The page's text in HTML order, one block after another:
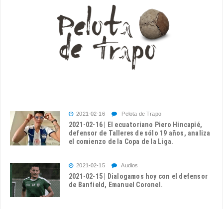
2021-02-16 Pelota de Trapo
2021-02-16 | El ecuatoriano Piero Hincapié,
defensor de Talleres de sólo 19 años, analiza
el comienzo de la Copa de la Liga.
2021-02-15 Audios
2021-02-15 | Dialogamos hoy con el defensor
de Banfield, Emanuel Coronel.